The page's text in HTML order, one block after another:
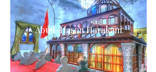
Abu'l-Hasan Harakani